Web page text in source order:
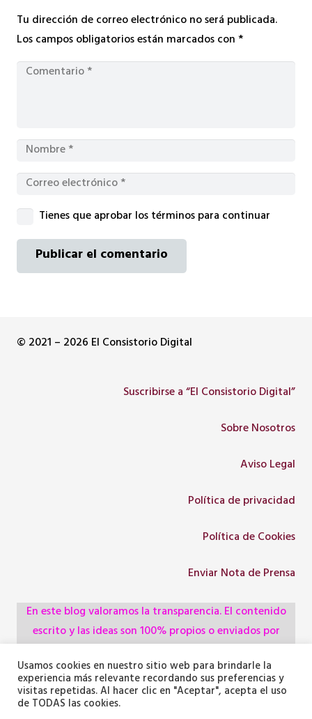
Tu dirección de correo electrónico no será publicada.
Los campos obligatorios están marcados con*
Tienes que aprobar los términos para continuar
Publicar el comentario
© 2021 – 2026 El Consistorio Digital
Suscribirse a “El Consistorio Digital”
Sobre Nosotros
Aviso Legal
Política de privacidad
Política de Cookies
Enviar Nota de Prensa
En este blog valoramos la transparencia. El contenido
escrito y las ideas son 100% propios o enviados por
administraciones, pero utilizamos herramientas de
inteligencia artificial para optimizar la maquetación del
texto y generar algunas de las imágenes ilustrativas.
Usamos cookies en nuestro sitio web para brindarle la
experiencia más relevante recordando sus preferencias y
visitas repetidas. Al hacer clic en "Aceptar", acepta el uso
de TODAS las cookies.